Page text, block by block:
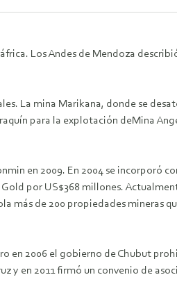
Los Andes de Mendoza
La mina Marikana, donde se
para la explotación deMina
en 2009. En 2004 se incorporó
por US$368 millones.
más de 200 propiedades mineras
en 2006 el gobierno de Chubut
y en 2011 firmó un convenio de